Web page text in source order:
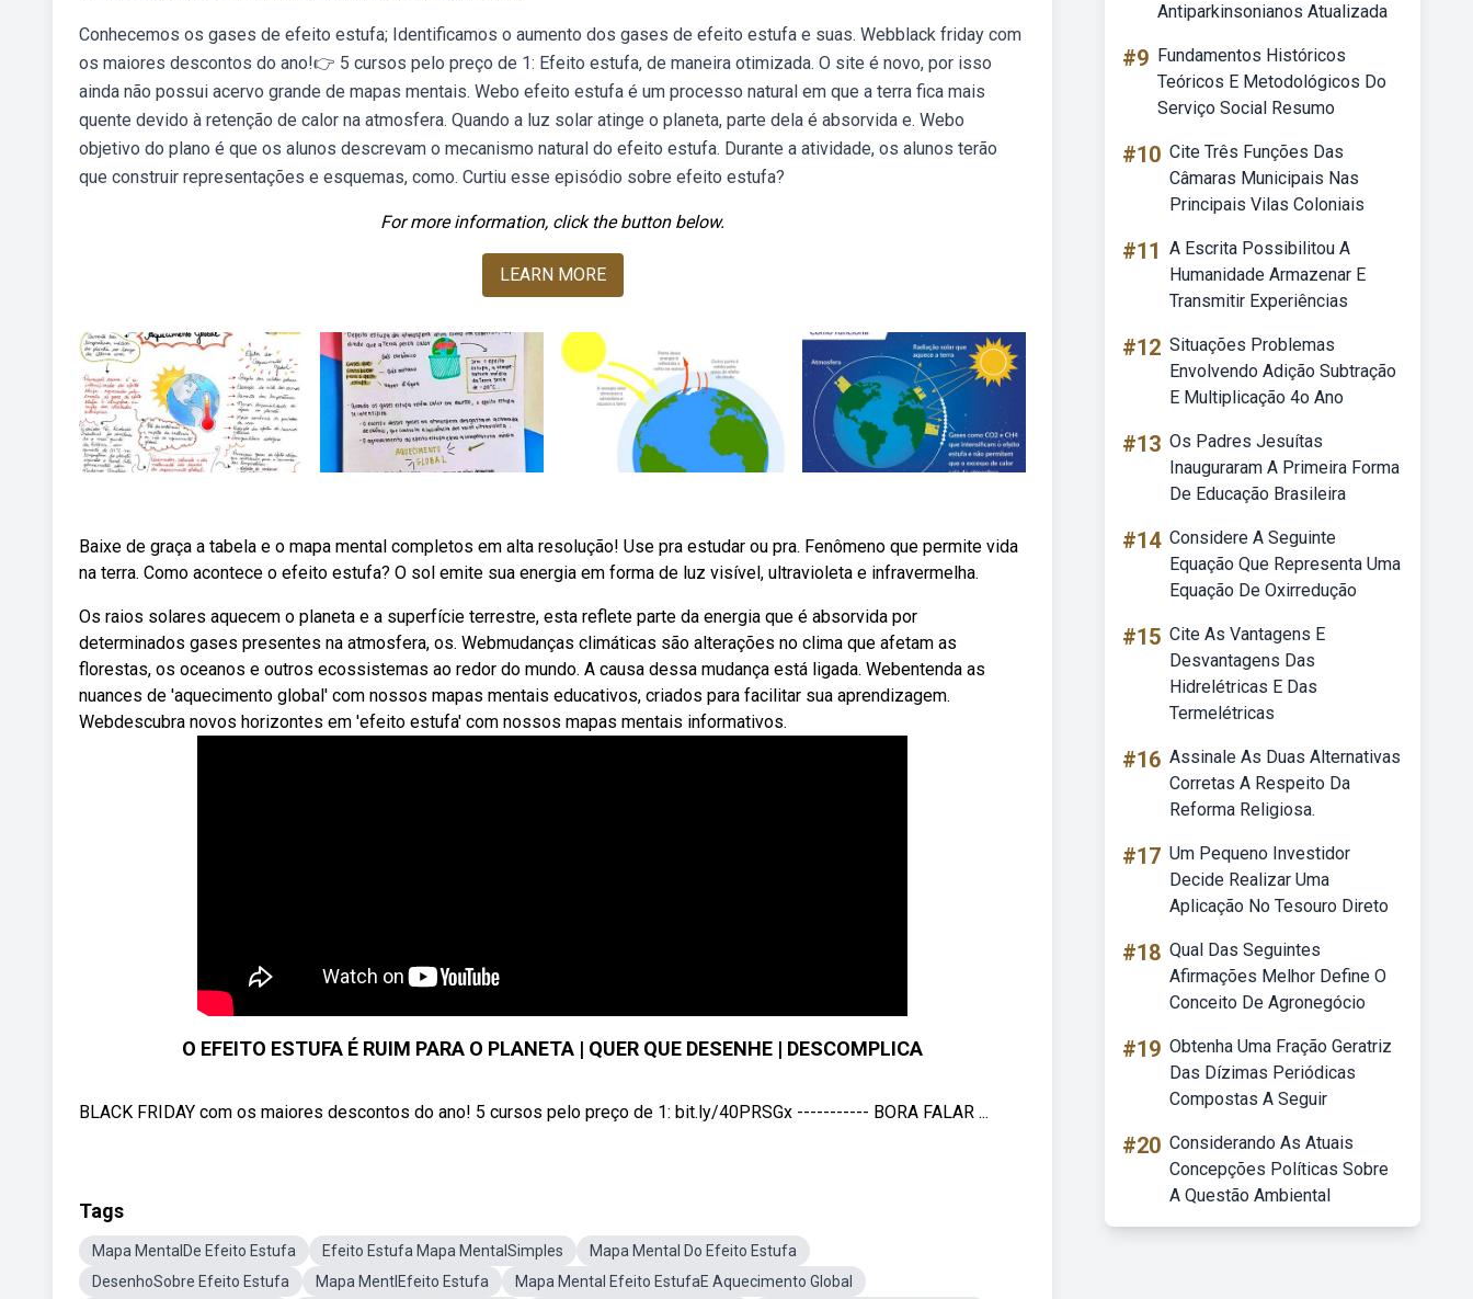
Conhecemos os gases de efeito estufa; Identificamos o aumento dos gases de efeito estufa e suas. Webblack friday com
os maiores descontos do ano!👉 5 cursos pelo preço de 1: Efeito estufa, de maneira otimizada. O site é novo, por isso
ainda não possui acervo grande de mapas mentais. Webo efeito estufa é um processo natural em que a terra fica mais
quente devido à retenção de calor na atmosfera. Quando a luz solar atinge o planeta, parte dela é absorvida e. Webo
objetivo do plano é que os alunos descrevam o mecanismo natural do efeito estufa. Durante a atividade, os alunos terão
que construir representações e esquemas, como. Curtiu esse episódio sobre efeito estufa?
For more information, click the button below.
LEARN MORE
Baixe de graça a tabela e o mapa mental completos em alta resolução! Use pra estudar ou pra. Fenômeno que permite vida
na terra. Como acontece o efeito estufa? O sol emite sua energia em forma de luz visível, ultravioleta e infravermelha.
Os raios solares aquecem o planeta e a superfície terrestre, esta reflete parte da energia que é absorvida por
determinados gases presentes na atmosfera, os. Webmudanças climáticas são alterações no clima que afetam as
florestas, os oceanos e outros ecossistemas ao redor do mundo. A causa dessa mudança está ligada. Webentenda as
nuances de 'aquecimento global' com nossos mapas mentais educativos, criados para facilitar sua aprendizagem.
Webdescubra novos horizontes em 'efeito estufa' com nossos mapas mentais informativos.
O EFEITO ESTUFA É RUIM PARA O PLANETA | QUER QUE DESENHE | DESCOMPLICA
BLACK FRIDAY com os maiores descontos do ano! 5 cursos pelo preço de 1: bit.ly/40PRSGx ----------- BORA FALAR ...
Tags
Mapa MentalDe Efeito Estufa Efeito Estufa Mapa MentalSimples
Mapa Mental Do Efeito Estufa
DesenhoSobre Efeito Estufa
Mapa MentlEfeito Estufa
Mapa Mental Efeito EstufaE Aquecimento Global
Antiparkinsonianos Atualizada
#9 Fundamentos Históricos
Teóricos E Metodológicos Do
Serviço Social Resumo
#10 Cite Três Funções Das
Câmaras Municipais Nas
Principais Vilas Coloniais
#11 A Escrita Possibilitou A
Humanidade Armazenar E
Transmitir Experiências
#12 Situações Problemas
Envolvendo Adição Subtração
E Multiplicação 4o Ano
#13 Os Padres Jesuítas
Inauguraram A Primeira Forma
De Educação Brasileira
#14 Considere A Seguinte
Equação Que Representa Uma
Equação De Oxirredução
#15 Cite As Vantagens E
Desvantagens Das
Hidrelétricas E Das
Termelétricas
#16 Assinale As Duas Alternativas
Corretas A Respeito Da
Reforma Religiosa.
#17 Um Pequeno Investidor
Decide Realizar Uma
Aplicação No Tesouro Direto
#18 Qual Das Seguintes
Afirmações Melhor Define O
Conceito De Agronegócio
#19 Obtenha Uma Fração Geratriz
Das Dízimas Periódicas
Compostas A Seguir
#20 Considerando As Atuais
Concepções Políticas Sobre
A Questão Ambiental